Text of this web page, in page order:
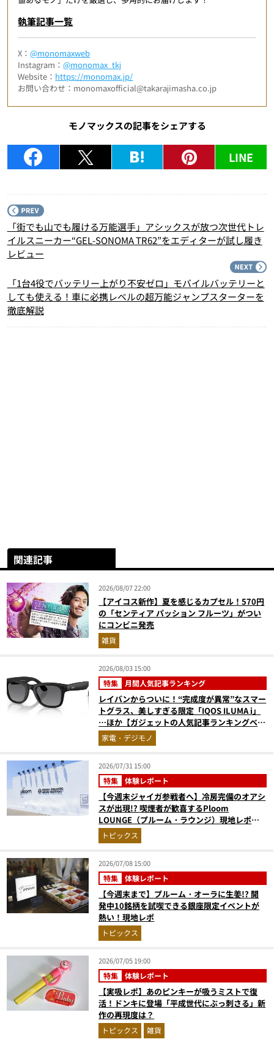
執筆記事一覧
X：@monomaxweb
Instagram：@monomax_tkj
Website： https://monomax.jp/
お問い合わせ：monomaxofficial@takarajimasha.co.jp
モノマックスの記事をシェアする
LINE
「街でも山でも履ける万能選手」アシックスが放つ次世代トレ
イルスニーカー“GEL-SONOMA TR62”をエディターが試し履き
レビュー
「1台4役でバッテリー上がり不安ゼロ」モバイルバッテリーと
しても使える！車に必携レベルの超万能ジャンプスターターを
徹底解説
関連記事
2026/08/07 22:00
【アイコス新作】夏を感じるカプセル！570円
の「センティア パッション フルーツ」がつい
にコンビニ発売
雑貨
2026/08/03 15:00
特集 月間人気記事ランキング
レイバンからついに！“完成度が異常”なスマー
トグラス、美しすぎる限定「IQOS ILUMA i」
…ほか【ガジェットの人気記事ランキングベス
ト3】（2026年6月版）
家電・デジモノ
2026/07/31 15:00
特集 体験レポート
【今週末ジャイガ参戦者へ】冷房完備のオアシ
スが出現!? 喫煙者が歓喜するPloom
LOUNGE（プルーム・ラウンジ）現地レポ。
涼しい特設喫煙所で音楽の余韻とともに一服
を！
トピックス
2026/07/08 15:00
特集 体験レポート
【今週末まで】プルーム・オーラに生姜!? 開
発中10銘柄を試喫できる銀座限定イベントが
熱い！現地レポ
トピックス
2026/07/05 19:00
特集 体験レポート
【実吸レポ】あのピンキーが吸うミストで復
活！ドンキに登場「平成世代にぶっ刺さる」新
作の再現度は？
トピックス 雑貨